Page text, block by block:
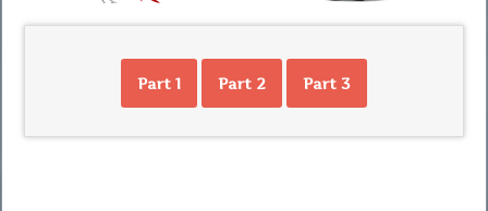
Part 1 Part 2 Part 3